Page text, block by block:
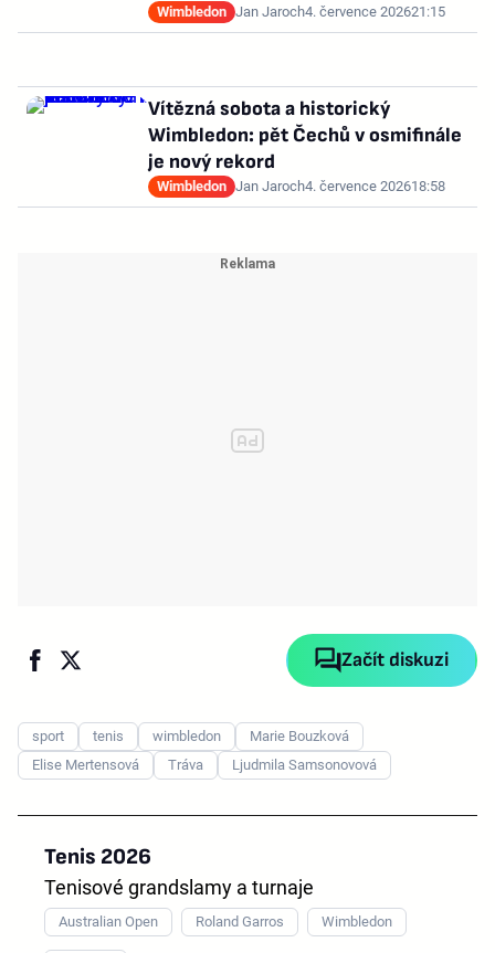
Wimbledon Jan Jaroch4. července 202621:15
Vítězná sobota a historický
Wimbledon: pět Čechů v osmifinále
je nový rekord
Wimbledon Jan Jaroch4. července 202618:58
Začít diskuzi
sport tenis wimbledon
Marie Bouzková
Elise Mertensová
Tráva Ljudmila Samsonovová
Tenis 2026
Tenisové grandslamy a turnaje
Australian Open Roland Garros Wimbledon